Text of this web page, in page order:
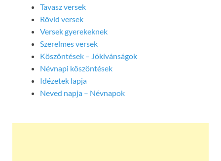
Tavasz versek
Rövid versek
Versek gyerekeknek
Szerelmes versek
Köszöntések – Jókívánságok
Névnapi köszöntések
Idézetek lapja
Neved napja – Névnapok